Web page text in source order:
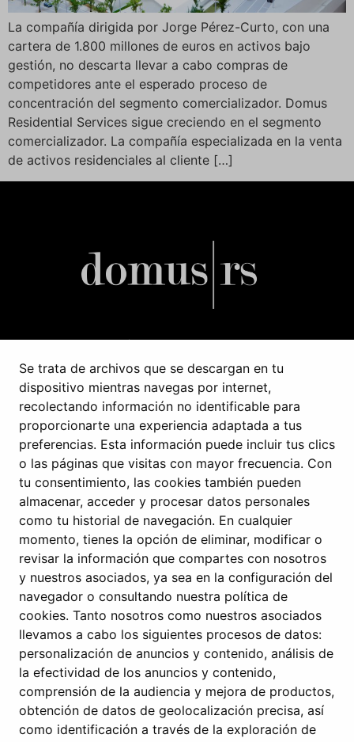
Se trata de archivos que se descargan en tu
dispositivo mientras navegas por internet,
recolectando información no identificable para
proporcionarte una experiencia adaptada a tus
preferencias. Esta información puede incluir tus clics
o las páginas que visitas con mayor frecuencia. Con
tu consentimiento, las cookies también pueden
almacenar, acceder y procesar datos personales
como tu historial de navegación. En cualquier
momento, tienes la opción de eliminar, modificar o
revisar la información que compartes con nosotros
y nuestros asociados, ya sea en la configuración del
navegador o consultando nuestra política de
cookies. Tanto nosotros como nuestros asociados
llevamos a cabo los siguientes procesos de datos:
personalización de anuncios y contenido, análisis de
la efectividad de los anuncios y contenido,
comprensión de la audiencia y mejora de productos,
obtención de datos de geolocalización precisa, así
como identificación a través de la exploración de
La compañía dirigida por Jorge Pérez-Curto, con una
cartera de 1.800 millones de euros en activos bajo
gestión, no descarta llevar a cabo compras de
competidores ante el esperado proceso de
concentración del segmento comercializador. Domus
Residential Services sigue creciendo en el segmento
comercializador. La compañía especializada en la venta
de activos residenciales al cliente […]
C/ Príncipe de Vergara 37, 3º
28001 Madrid, España
+34 601 519 653
infoweb@domusrs.com
Av. Colégio Militar nº37F, 4º – Torre Oriente
1500-180 Lisboa, Portugal
+351 912 420 164
geral@domusrs.com